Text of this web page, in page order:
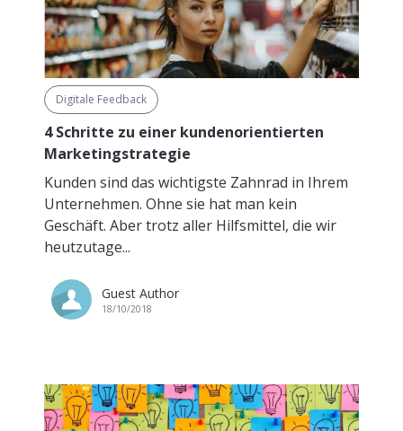
Digitale Feedback
4 Schritte zu einer kundenorientierten
Marketingstrategie
Kunden sind das wichtigste Zahnrad in Ihrem
Unternehmen. Ohne sie hat man kein
Geschäft. Aber trotz aller Hilfsmittel, die wir
heutzutage...
Guest Author
18/10/2018